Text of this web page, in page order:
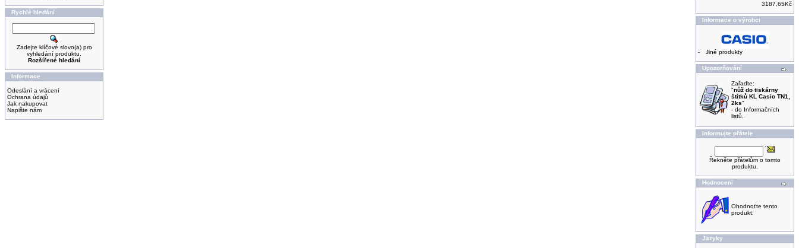
Rychlé hledání
Zadejte klíčové slovo(a) pro
vyhledání produktu.
Rozšířené hledání
Informace
Odeslání a vrácení
Ochrana údajů
Jak nakupovat
Napište nám
3187,65Kč
Informace o výrobci
- Jiné produkty
Upozorňování
Zařaďte:
"nůž do tiskárny
štítků KL Casio TN1,
2ks"
- do Informačních
listů.
Informujte přátele
Řekněte přátelům o tomto
produktu.
Hodnocení
Ohodnoťte tento
produkt:
Jazyky